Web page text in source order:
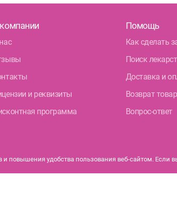
и реквизиты
программа
Помощь
Как сделать
Поиск
Доставка и
Возврат
Вопрос-ответ
удобства пользования веб-сайтом. Если